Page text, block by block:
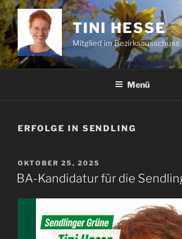
Zum
Inhalt
springen
TINI HESSE
Mitglied im Bezirksausschuss
Menü
ERFOLGE IN SENDLING
VERÖFFENTLICHT
AM
OKTOBER 25, 2025
BA-Kandidatur für die